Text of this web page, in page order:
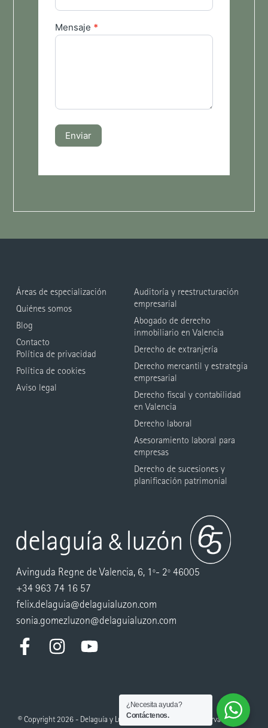
Mensaje *
Enviar
Avinguda Regne de Valencia, 6, 1º- 2º 46005
+34 963 74 16 57
felix.delaguia@delaguialuzon.com
sonia.gomezluzon@delaguialuzon.com
Áreas de especialización
Quiénes somos
Blog
Contacto
Política de privacidad
Política de cookies
Aviso legal
Auditoría y reestructuración
empresarial
Abogado de derecho
inmobiliario en Valencia
Derecho de extranjería
Derecho mercantil y estrategia
empresarial
Derecho fiscal y contabilidad
en Valencia
Derecho laboral
Asesoramiento laboral para
empresas
Derecho de sucesiones y
planificación patrimonial
© Copyright 2026 - Delaguía y Luzón. Todos los derechos reservados
¿Necesita ayuda?
Contáctenos.